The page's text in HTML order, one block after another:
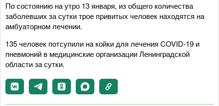
По состоянию на утро 13 января, из общего количества
заболевших за сутки трое привитых человек находятся на
амбуаторном лечении.
135 человек потсупили на койки для лечения COVID-19 и
пневмоний в медицинские организации Ленинградской
области за сутки.